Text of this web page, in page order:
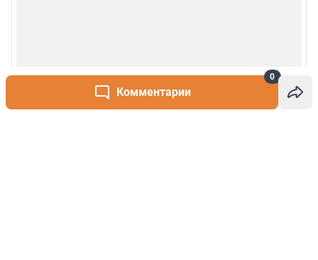
Комментарии
0